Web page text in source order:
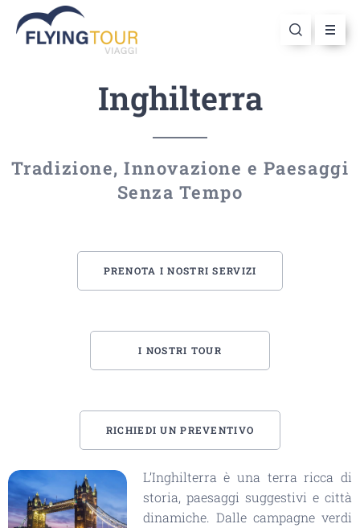
Inghilterra
Tradizione, Innovazione e Paesaggi
Senza Tempo
PRENOTA I NOSTRI SERVIZI
I NOSTRI TOUR
RICHIEDI UN PREVENTIVO
L’Inghilterra è una terra ricca di
storia, paesaggi suggestivi e città
dinamiche. Dalle campagne verdi